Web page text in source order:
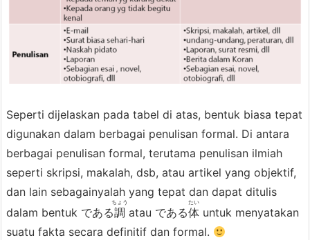
Seperti dijelaskan pada tabel di atas, bentuk biasa tepat
digunakan dalam berbagai penulisan formal. Di antara
berbagai penulisan formal, terutama penulisan ilmiah
seperti skripsi, makalah, dsb, atau artikel yang objektif,
dan lain sebagainyalah yang tepat dan dapat ditulis
dalam bentuk である調
ちょう
atau である体
たい
untuk menyatakan
suatu fakta secara definitif dan formal.